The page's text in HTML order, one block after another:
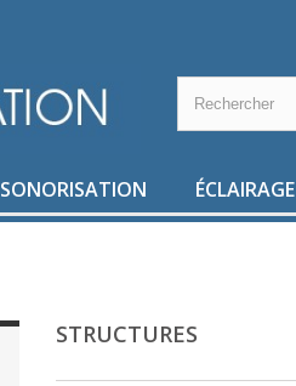
SONORISATION ÉCLAIRAGE
STRUCTURES